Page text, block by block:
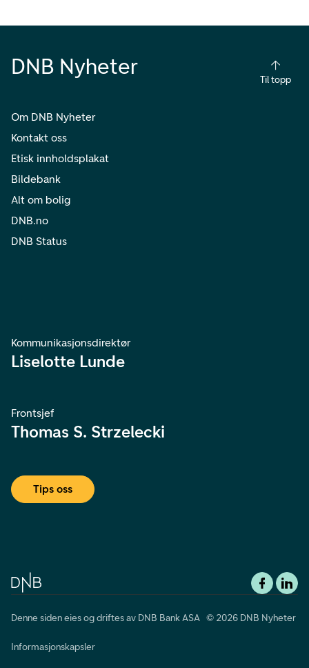
DNB Nyheter
Til topp
Om DNB Nyheter
Kontakt oss
Etisk innholdsplakat
Bildebank
Alt om bolig
DNB.no
DNB Status
Kommunikasjonsdirektør
Liselotte Lunde
Frontsjef
Thomas S. Strzelecki
Tips oss
Denne siden eies og driftes av DNB Bank ASA © 2026 DNB Nyheter
Informasjonskapsler